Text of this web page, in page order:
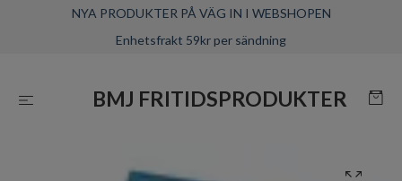
NYA PRODUKTER PÅ VÄG IN I WEBSHOPEN
Enhetsfrakt 59kr per sändning
BMJ FRITIDSPRODUKTER